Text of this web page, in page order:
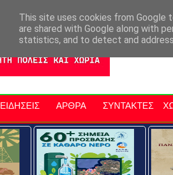
Νομός Λασιθίου Αγαπάμε Ρέθυμνο
ΕΙΔΗΣΕΙΣ ΑΡΘΡΑ ΣΥΝΤΑΚΤΕΣ
This site uses cookies from Google
are shared with Google along with
statistics, and to detect and